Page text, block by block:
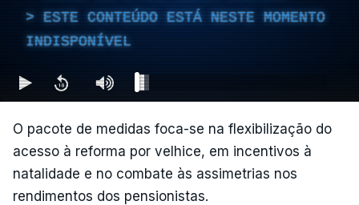
ESTE CONTEÚDO ESTÁ NESTE MOMENTO
INDISPONÍVEL
O pacote de medidas foca-se na flexibilização do
acesso à reforma por velhice, em incentivos à
natalidade e no combate às assimetrias nos
rendimentos dos pensionistas.